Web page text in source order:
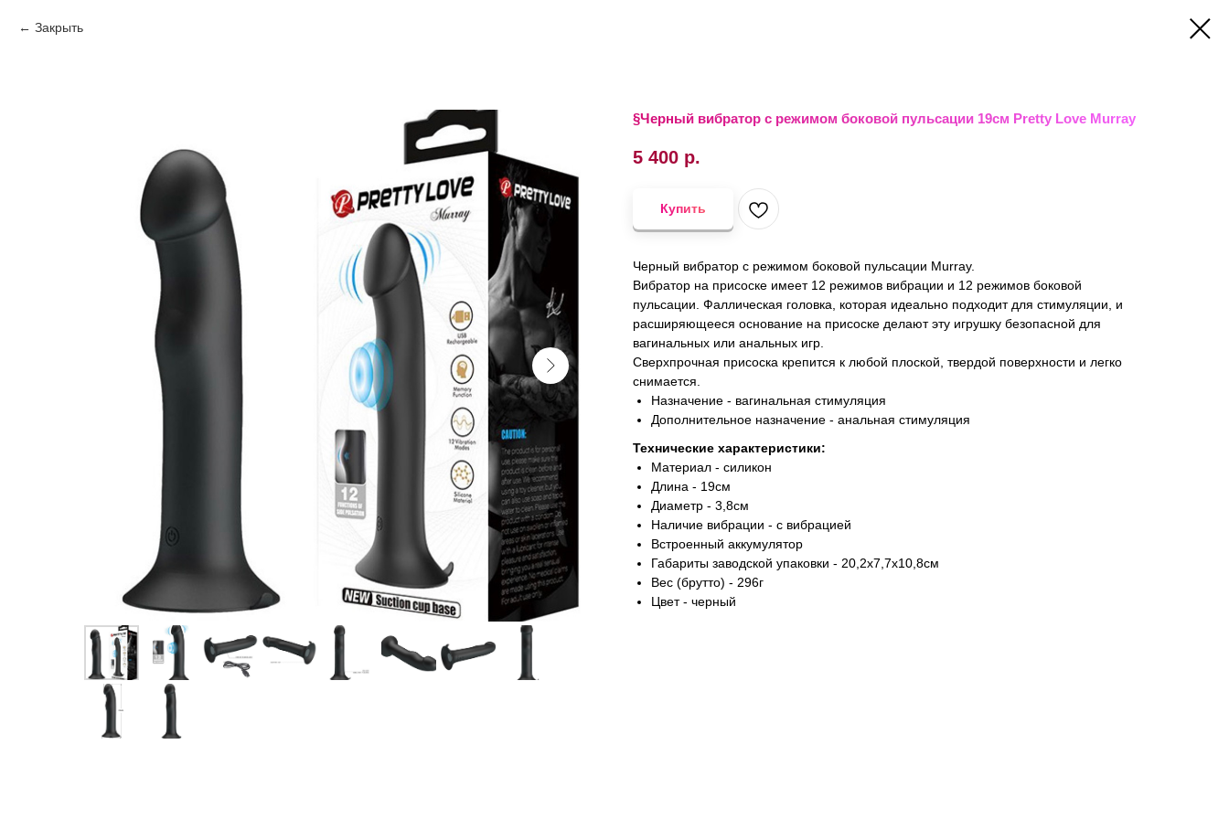
Закрыть
§Черный вибратор с режимом боковой пульсации 19см Pretty Love Murray
5 400 р.
Купить
Черный вибратор с режимом боковой пульсации Murray.
Вибратор на присоске имеет 12 режимов вибрации и 12 режимов боковой
пульсации. Фаллическая головка, которая идеально подходит для стимуляции, и
расширяющееся основание на присоске делают эту игрушку безопасной для
вагинальных или анальных игр.
Сверхпрочная присоска крепится к любой плоской, твердой поверхности и легко
снимается.
Назначение - вагинальная стимуляция
Дополнительное назначение - анальная стимуляция
Технические характеристики:
Материал - силикон
Длина - 19см
Диаметр - 3,8см
Наличие вибрации - с вибрацией
Встроенный аккумулятор
Габариты заводской упаковки - 20,2x7,7x10,8см
Вес (брутто) - 296г
Цвет - черный